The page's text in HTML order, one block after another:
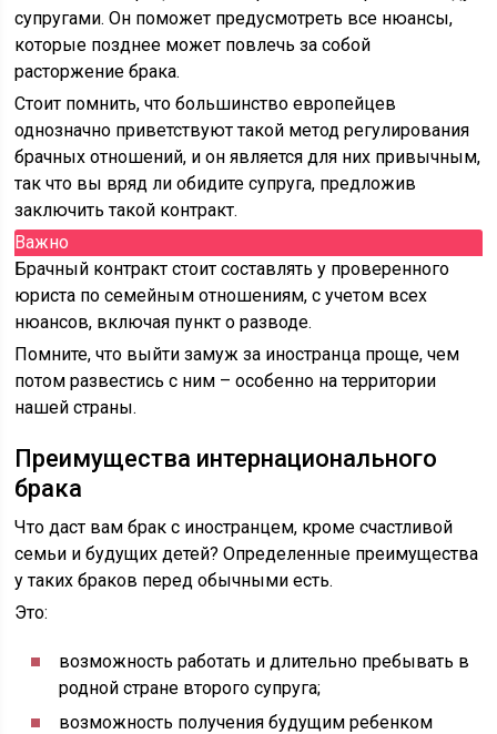
супругами. Он поможет предусмотреть все нюансы,
которые позднее может повлечь за собой
расторжение брака.
Стоит помнить, что большинство европейцев
однозначно приветствуют такой метод регулирования
брачных отношений, и он является для них привычным,
так что вы вряд ли обидите супруга, предложив
заключить такой контракт.
Важно
Брачный контракт стоит составлять у проверенного
юриста по семейным отношениям, с учетом всех
нюансов, включая пункт о разводе.
Помните, что выйти замуж за иностранца проще, чем
потом развестись с ним – особенно на территории
нашей страны.
Преимущества интернационального
брака
Что даст вам брак с иностранцем, кроме счастливой
семьи и будущих детей? Определенные преимущества
у таких браков перед обычными есть.
Это:
возможность работать и длительно пребывать в
родной стране второго супруга;
возможность получения будущим ребенком